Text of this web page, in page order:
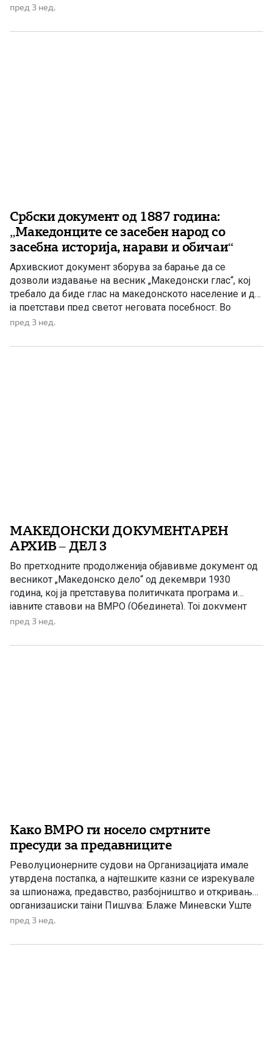
како востание во Македонија, додека Бугарија
четите кон Македонија. Австралискиот весник „Leader“
пред 3 нед.
Србски документ од 1887 година:
„Македонците се засебен народ со
засебна историја, нарави и обичаи“
Архивскиот документ зборува за барање да се
дозволи издавање на весник „Македонски глас“, кој
требало да биде глас на македонското население и да
ја претстави пред светот неговата посебност. Во
јавноста повторно се појави значаен историски
Македонците како за засебен народ, со своја историја,
пред 3 нед.
МАКЕДОНСКИ ДОКУМЕНТАРЕН
АРХИВ – ДЕЛ 3
Во претходните продолженија објавивме документ од
весникот „Македонско дело“ од декември 1930
година, кој ја претставува политичката програма и
јавните ставови на ВМРО (Обединета). Тој документ
покажа дека организацијата отворено ги изложувала
обвинителна клупа. Меѓутоа, вистинскиот пресврт
пред 3 нед.
Како ВМРО ги носело смртните
пресуди за предавниците
Револуционерните судови на Организацијата имале
утврдена постапка, а најтешките казни се изрекувале
за шпионажа, предавство, разбојништво и откривање
организациски тајни Пишува: Блаже Миневски Уште
во Уставот на Кресненското, односно Македонското
за кого ќе се утврди дека е шпион ќе биде казнет со
пред 3 нед.